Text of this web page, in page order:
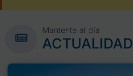
Mantente al día
ACTUALIDAD